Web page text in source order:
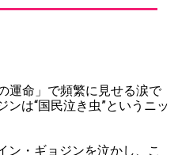
運命」で頻繁に見せる涙で
は“国民泣き虫”というニッ
ン・ギョジンを泣かし、こ